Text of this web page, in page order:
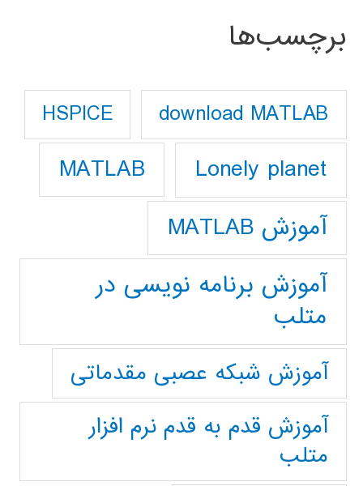
برچسب‌ها
download MATLAB
HSPICE
Lonely planet
MATLAB
آموزش MATLAB
آموزش برنامه نویسی در
متلب
آموزش شبکه عصبی مقدماتی
آموزش قدم به قدم نرم افزار
متلب